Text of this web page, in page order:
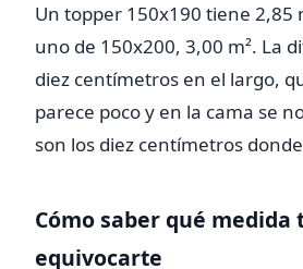
Un topper 150x190 tiene 2,85
uno de 150x200, 3,00 m². La
diez centímetros en el largo,
parece poco y en la cama se
son los diez centímetros
Cómo saber qué medida
equivocarte